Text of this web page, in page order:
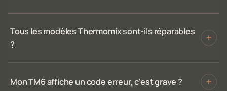
Tous les modèles Thermomix sont-ils réparables
?
Mon TM6 affiche un code erreur, c'est grave ?